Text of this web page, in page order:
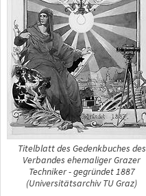
Titelblatt des Gedenkbuches des
Verbandes ehemaliger Grazer
Techniker - gegründet 1887
(Universitätsarchiv TU Graz)